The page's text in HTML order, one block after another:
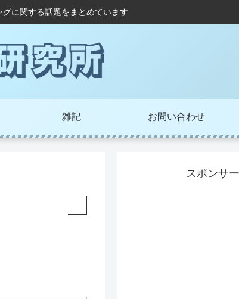
に関する話題をまとめています
雑記 お問い合わせ
スポンサ